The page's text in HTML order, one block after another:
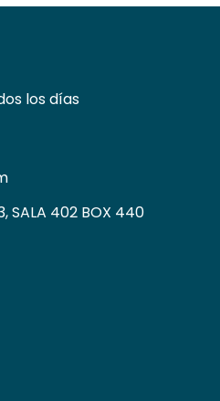
los días
SALA 402 BOX 440